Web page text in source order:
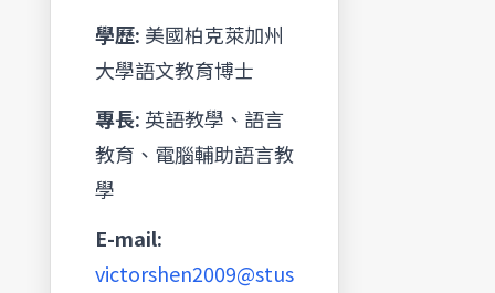
學歷: 美國柏克萊加州
大學語文教育博士
專長: 英語教學、語言
教育、電腦輔助語言教
學
E-mail:
victorshen2009@stus